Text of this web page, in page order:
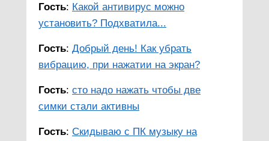
Гость: Какой антивирус можно
установить? Подхватила...
Гость: Добрый день! Как убрать
вибрацию, при нажатии на экран?
Гость: сто надо нажать чтобы две
симки стали активны
Гость: Скидываю с ПК музыку на